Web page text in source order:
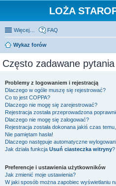
LOŻA
Więcej… FAQ
Wykaz forów
Często zadawane pytania
Problemy z logowaniem i rejestracją
Dlaczego w ogóle muszę się rejestrować?
Co to jest COPPA?
Dlaczego nie mogę się zarejestrować?
Rejestracja została przeprowadzona
Dlaczego nie mogę się zalogować?
Rejestracja została dokonana jakiś czas
Nie pamiętam hasła!
Dlaczego następuje automatyczne
Jak działa funkcja Usuń ciasteczka witryny?
Preferencje i ustawienia użytkowników
Jak zmienić moje ustawienia?
W jaki sposób można zapobiec wyświetlaniu